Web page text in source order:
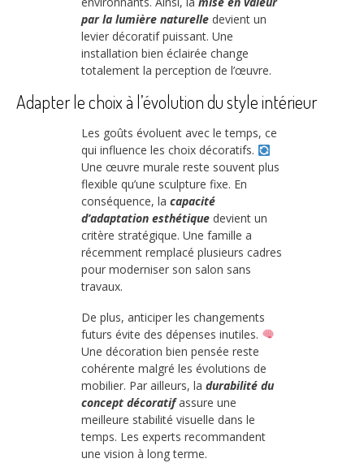
par la lumière naturelle devient un
levier décoratif puissant. Une
installation bien éclairée change
totalement la perception de l’œuvre.
Adapter le choix à l’évolution du style intérieur
Les goûts évoluent avec le temps, ce
qui influence les choix décoratifs.
Une œuvre murale reste souvent plus
flexible qu’une sculpture fixe. En
conséquence, la capacité
d’adaptation esthétique devient un
critère stratégique. Une famille a
récemment remplacé plusieurs cadres
pour moderniser son salon sans
travaux.
De plus, anticiper les changements
futurs évite des dépenses inutiles.
Une décoration bien pensée reste
cohérente malgré les évolutions de
mobilier. Par ailleurs, la durabilité du
concept décoratifassure une
meilleure stabilité visuelle dans le
temps. Les experts recommandent
une vision à long terme.